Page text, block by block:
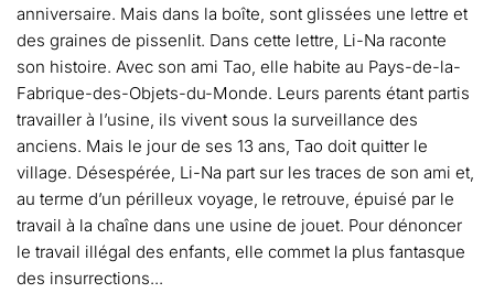
anniversaire. Mais dans la boîte, sont glissées une lettre et
des graines de pissenlit. Dans cette lettre, Li-Na raconte
son histoire. Avec son ami Tao, elle habite au Pays-de-la-
Fabrique-des-Objets-du-Monde. Leurs parents étant partis
travailler à l’usine, ils vivent sous la surveillance des
anciens. Mais le jour de ses 13 ans, Tao doit quitter le
village. Désespérée, Li-Na part sur les traces de son ami et,
au terme d’un périlleux voyage, le retrouve, épuisé par le
travail à la chaîne dans une usine de jouet. Pour dénoncer
le travail illégal des enfants, elle commet la plus fantasque
des insurrections...